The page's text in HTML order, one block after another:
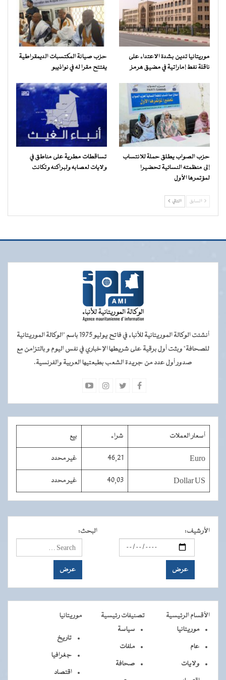
موريتانيا تدين بشدة الاعتداء على
ناقلة نفط إماراتية في مضيق هرمز
حزب صيانة المكتسبات الديمقراطية
يفتتح مقرا له في نواذيبو
حزب الصواب يطلق حملة للانتساب
إلى منظمته النسائية تحضيرا
لمؤتمرها الأول
تساقطات مطرية على مناطق في
ولايات لعصابه ولبراكنه وتكانت
السابق التالي
أنشئت الوكالة الموريتانية للأنباء في فاتح يوليو 1975 باسم "الوكالة الموريتانية
للصحافة" وبثت أول برقية على شريطها الإخباري في نفس اليوم و بالتزامن مع
صدور أول عدد من جريدة الشعب بطبعتيها العربية والفرنسية.
أسعار العملات شراء بيع
Euro
46,21 غير محدد
Dollar US
40,03 غير محدد
الأرشيف: البحث:
الأقسام الرئيسية تصنيفات رئيسية
موريتانيا
موريتانيا
عام
ولايات
سياسة
ملفات
صحافة
تاريخ
جغرافيا
اقتصاد